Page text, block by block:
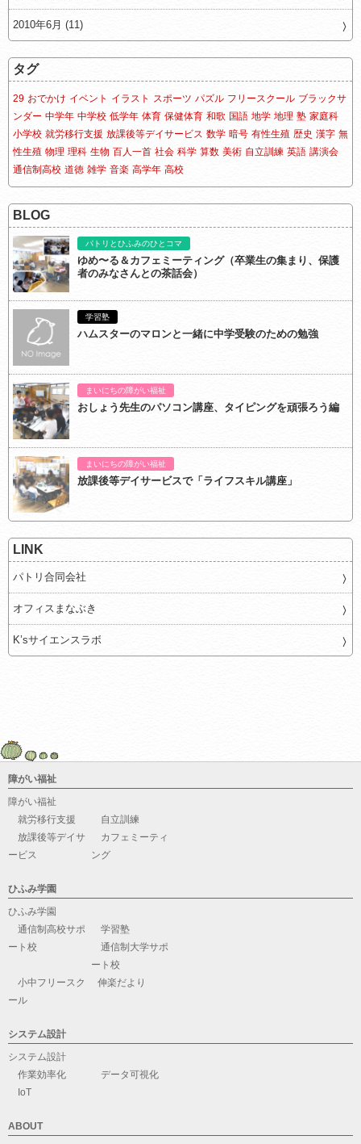
2010年6月 (11)
タグ
29 おでかけ イベント イラスト スポーツ パズル フリースクール ブラックサ
ンダー 中学年 中学校 低学年 体育 保健体育 和歌 国語 地学 地理 塾 家庭科
小学校 就労移行支援 放課後等デイサービス 数学 暗号 有性生殖 歴史 漢字 無
性生殖 物理 理科 生物 百人一首 社会 科学 算数 美術 自立訓練 英語 講演会
通信制高校 道徳 雑学 音楽 高学年 高校
BLOG
パトリとひふみのひとコマ
ゆめ〜る＆カフェミーティング（卒業生の集まり、保護
者のみなさんとの茶話会）
学習塾
ハムスターのマロンと一緒に中学受験のための勉強
まいにちの障がい福祉
おしょう先生のパソコン講座、タイピングを頑張ろう編
まいにちの障がい福祉
放課後等デイサービスで「ライフスキル講座」
LINK
パトリ合同会社
オフィスまなぶき
K’sサイエンスラボ
障がい福祉
障がい福祉
就労移行支援
自立訓練
放課後等デイサ
ービス
カフェミーティ
ング
ひふみ学園
ひふみ学園
通信制高校サポ
ート校
学習塾
通信制大学サポ
ート校
小中フリースク
ール
伸楽だより
システム設計
システム設計
作業効率化
データ可視化
IoT
ABOUT